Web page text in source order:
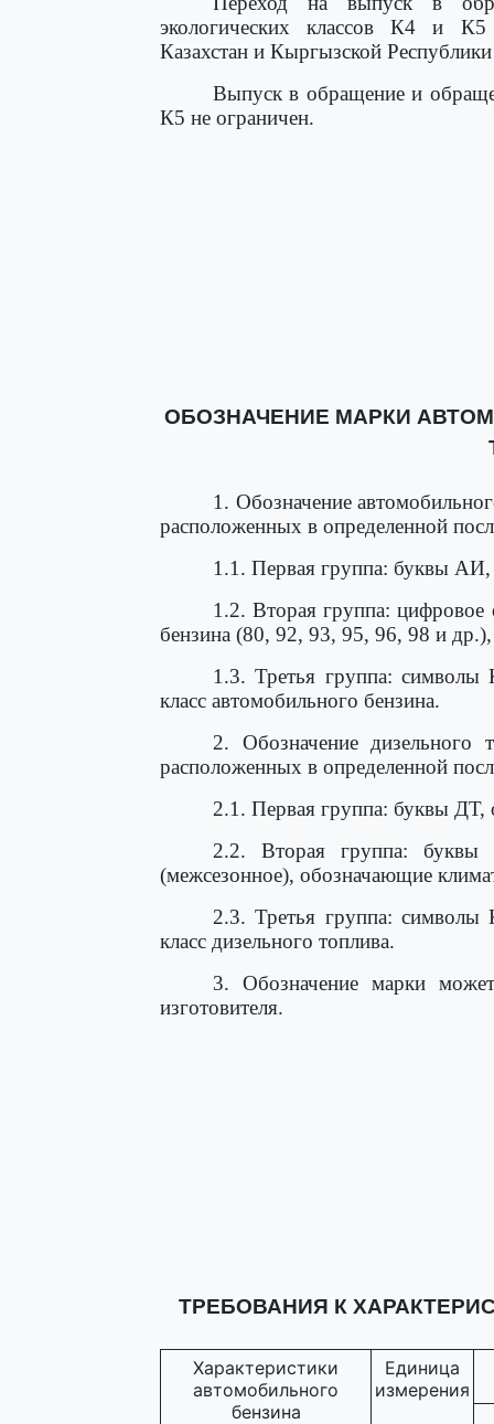
экологических классов К4 и К5
Казахстан и Кыргызской
Выпуск в обращение и
К5 не ограничен.
ОБОЗНАЧЕНИЕ МАРКИ
1. Обозначение
расположенных в определенной
1.1. Первая группа: буквы
1.2. Вторая группа: цифровое
бензина (80, 92, 93, 95, 96, 98 и
1.3. Третья группа:
класс автомобильного бензина.
2. Обозначение дизельного
расположенных в определенной
2.1. Первая группа: буквы ДТ,
2.2. Вторая группа:
(межсезонное), обозначающие
2.3. Третья группа:
класс дизельного топлива.
3. Обозначение марки
изготовителя.
ТРЕБОВАНИЯ К
Характеристики
автомобильного
бензина
Единица
измерения